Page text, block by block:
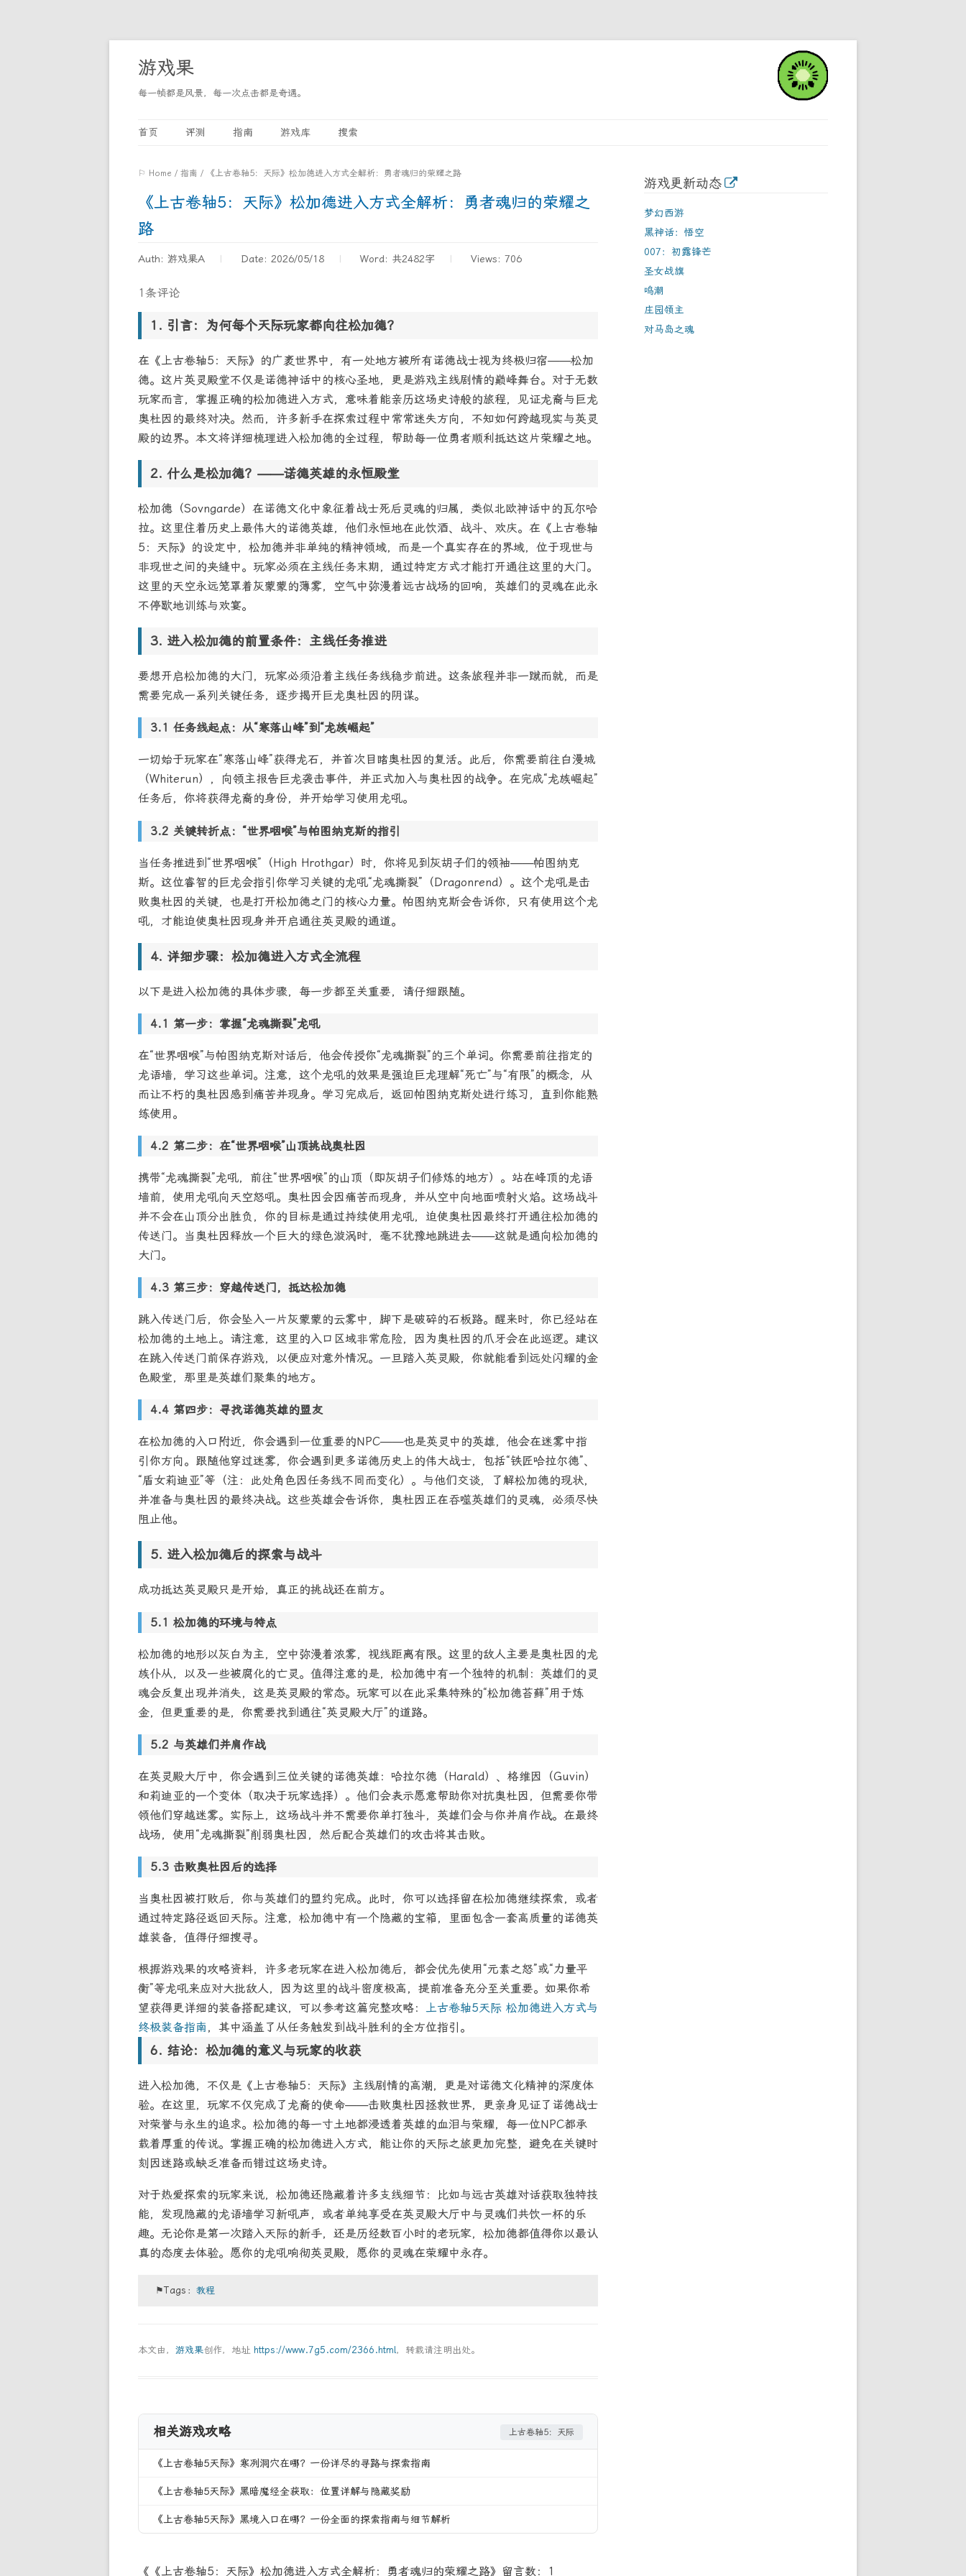
游戏果
每一帧都是风景，每一次点击都是奇遇。
首页 评测 指南 游戏库 搜索
⚐ Home / 指南 / 《上古卷轴5：天际》松加德进入方式全解析：勇者魂归的荣耀之路
《上古卷轴5：天际》松加德进入方式全解析：勇者魂归的荣耀之
路
Auth: 游戏果A Date: 2026/05/18 Word: 共2482字 Views: 706
1条评论
引言：为何每个天际玩家都向往松加德？
在《上古卷轴5：天际》的广袤世界中，有一处地方被所有诺德战士视为终极归宿——松加
德。这片英灵殿堂不仅是诺德神话中的核心圣地，更是游戏主线剧情的巅峰舞台。对于无数
玩家而言，掌握正确的松加德进入方式，意味着能亲历这场史诗般的旅程，见证龙裔与巨龙
奥杜因的最终对决。然而，许多新手在探索过程中常常迷失方向，不知如何跨越现实与英灵
殿的边界。本文将详细梳理进入松加德的全过程，帮助每一位勇者顺利抵达这片荣耀之地。
什么是松加德？——诺德英雄的永恒殿堂
松加德（Sovngarde）在诺德文化中象征着战士死后灵魂的归属，类似北欧神话中的瓦尔哈
拉。这里住着历史上最伟大的诺德英雄，他们永恒地在此饮酒、战斗、欢庆。在《上古卷轴
5：天际》的设定中，松加德并非单纯的精神领域，而是一个真实存在的界域，位于现世与
非现世之间的夹缝中。玩家必须在主线任务末期，通过特定方式才能打开通往这里的大门。
这里的天空永远笼罩着灰蒙蒙的薄雾，空气中弥漫着远古战场的回响，英雄们的灵魂在此永
不停歇地训练与欢宴。
进入松加德的前置条件：主线任务推进
要想开启松加德的大门，玩家必须沿着主线任务线稳步前进。这条旅程并非一蹴而就，而是
需要完成一系列关键任务，逐步揭开巨龙奥杜因的阴谋。
任务线起点：从“寒落山峰”到“龙族崛起”
一切始于玩家在“寒落山峰”获得龙石，并首次目睹奥杜因的复活。此后，你需要前往白漫城
（Whiterun），向领主报告巨龙袭击事件，并正式加入与奥杜因的战争。在完成“龙族崛起”
任务后，你将获得龙裔的身份，并开始学习使用龙吼。
关键转折点：“世界咽喉”与帕图纳克斯的指引
当任务推进到“世界咽喉”（High Hrothgar）时，你将见到灰胡子们的领袖——帕图纳克
斯。这位睿智的巨龙会指引你学习关键的龙吼“龙魂撕裂”（Dragonrend）。这个龙吼是击
败奥杜因的关键，也是打开松加德之门的核心力量。帕图纳克斯会告诉你，只有使用这个龙
吼，才能迫使奥杜因现身并开启通往英灵殿的通道。
详细步骤：松加德进入方式全流程
以下是进入松加德的具体步骤，每一步都至关重要，请仔细跟随。
第一步：掌握“龙魂撕裂”龙吼
在“世界咽喉”与帕图纳克斯对话后，他会传授你“龙魂撕裂”的三个单词。你需要前往指定的
龙语墙，学习这些单词。注意，这个龙吼的效果是强迫巨龙理解“死亡”与“有限”的概念，从
而让不朽的奥杜因感到痛苦并现身。学习完成后，返回帕图纳克斯处进行练习，直到你能熟
练使用。
第二步：在“世界咽喉”山顶挑战奥杜因
携带“龙魂撕裂”龙吼，前往“世界咽喉”的山顶（即灰胡子们修炼的地方）。站在峰顶的龙语
墙前，使用龙吼向天空怒吼。奥杜因会因痛苦而现身，并从空中向地面喷射火焰。这场战斗
并不会在山顶分出胜负，你的目标是通过持续使用龙吼，迫使奥杜因最终打开通往松加德的
传送门。当奥杜因释放一个巨大的绿色漩涡时，毫不犹豫地跳进去——这就是通向松加德的
大门。
第三步：穿越传送门，抵达松加德
跳入传送门后，你会坠入一片灰蒙蒙的云雾中，脚下是破碎的石板路。醒来时，你已经站在
松加德的土地上。请注意，这里的入口区域非常危险，因为奥杜因的爪牙会在此巡逻。建议
在跳入传送门前保存游戏，以便应对意外情况。一旦踏入英灵殿，你就能看到远处闪耀的金
色殿堂，那里是英雄们聚集的地方。
第四步：寻找诺德英雄的盟友
在松加德的入口附近，你会遇到一位重要的NPC——也是英灵中的英雄，他会在迷雾中指
引你方向。跟随他穿过迷雾，你会遇到更多诺德历史上的伟大战士，包括“铁匠哈拉尔德”、
“盾女莉迪亚”等（注：此处角色因任务线不同而变化）。与他们交谈，了解松加德的现状，
并准备与奥杜因的最终决战。这些英雄会告诉你，奥杜因正在吞噬英雄们的灵魂，必须尽快
阻止他。
进入松加德后的探索与战斗
成功抵达英灵殿只是开始，真正的挑战还在前方。
松加德的环境与特点
松加德的地形以灰白为主，空中弥漫着浓雾，视线距离有限。这里的敌人主要是奥杜因的龙
族仆从，以及一些被腐化的亡灵。值得注意的是，松加德中有一个独特的机制：英雄们的灵
魂会反复出现并消失，这是英灵殿的常态。玩家可以在此采集特殊的“松加德苔藓”用于炼
金，但更重要的是，你需要找到通往“英灵殿大厅”的道路。
与英雄们并肩作战
在英灵殿大厅中，你会遇到三位关键的诺德英雄：哈拉尔德（Harald）、格维因（Guvin）
和莉迪亚的一个变体（取决于玩家选择）。他们会表示愿意帮助你对抗奥杜因，但需要你带
领他们穿越迷雾。实际上，这场战斗并不需要你单打独斗，英雄们会与你并肩作战。在最终
战场，使用“龙魂撕裂”削弱奥杜因，然后配合英雄们的攻击将其击败。
击败奥杜因后的选择
当奥杜因被打败后，你与英雄们的盟约完成。此时，你可以选择留在松加德继续探索，或者
通过特定路径返回天际。注意，松加德中有一个隐藏的宝箱，里面包含一套高质量的诺德英
雄装备，值得仔细搜寻。
根据游戏果的攻略资料，许多老玩家在进入松加德后，都会优先使用“元素之怒”或“力量平
衡”等龙吼来应对大批敌人，因为这里的战斗密度极高，提前准备充分至关重要。如果你希
望获得更详细的装备搭配建议，可以参考这篇完整攻略： 上古卷轴5天际 松加德进入方式与
终极装备指南 ，其中涵盖了从任务触发到战斗胜利的全方位指引。
结论：松加德的意义与玩家的收获
进入松加德，不仅是《上古卷轴5：天际》主线剧情的高潮，更是对诺德文化精神的深度体
验。在这里，玩家不仅完成了龙裔的使命——击败奥杜因拯救世界，更亲身见证了诺德战士
对荣誉与永生的追求。松加德的每一寸土地都浸透着英雄的血泪与荣耀，每一位NPC都承
载着厚重的传说。掌握正确的松加德进入方式，能让你的天际之旅更加完整，避免在关键时
刻因迷路或缺乏准备而错过这场史诗。
对于热爱探索的玩家来说，松加德还隐藏着许多支线细节：比如与远古英雄对话获取独特技
能，发现隐藏的龙语墙学习新吼声，或者单纯享受在英灵殿大厅中与灵魂们共饮一杯的乐
趣。无论你是第一次踏入天际的新手，还是历经数百小时的老玩家，松加德都值得你以最认
真的态度去体验。愿你的龙吼响彻英灵殿，愿你的灵魂在荣耀中永存。
⚑Tags：教程
本文由， 游戏果创作，地址 https://www.7g5.com/2366.html，转载请注明出处。
相关游戏攻略 上古卷轴5：天际
《上古卷轴5天际》寒冽洞穴在哪？一份详尽的寻路与探索指南
《上古卷轴5天际》黑暗魔经全获取：位置详解与隐藏奖励
《上古卷轴5天际》黑境入口在哪？一份全面的探索指南与细节解析
《《上古卷轴5：天际》松加德进入方式全解析：勇者魂归的荣耀之路》留言数：1
游戏更新动态
梦幻西游
黑神话：悟空
007：初露锋芒
圣女战旗
鸣潮
庄园领主
对马岛之魂